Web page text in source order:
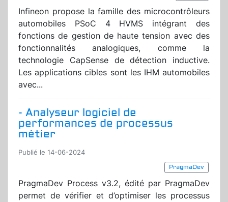
Infineon propose la famille des microcontrôleurs
automobiles PSoC 4 HVMS intégrant des
fonctions de gestion de haute tension avec des
fonctionnalités analogiques, comme la
technologie CapSense de détection inductive.
Les applications cibles sont les IHM automobiles
avec...
- Analyseur logiciel de
performances de processus
métier
Publié le 14-06-2024
PragmaDev
PragmaDev Process v3.2, édité par PragmaDev
permet de vérifier et d’optimiser les processus